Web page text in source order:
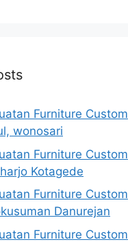
Furniture Custom
wonosari
Furniture Custom
Kotagede
Furniture Custom
Danurejan
Furniture Custom